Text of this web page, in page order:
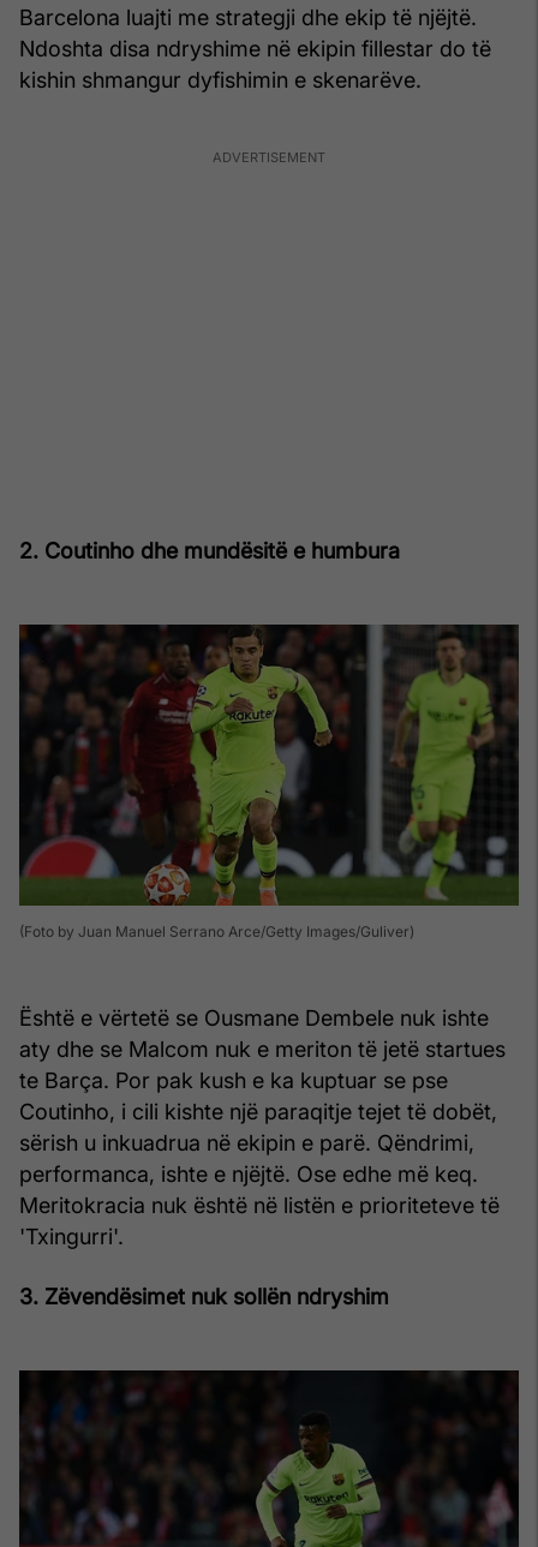
Barcelona luajti me strategji dhe ekip të njëjtë.
Ndoshta disa ndryshime në ekipin fillestar do të
kishin shmangur dyfishimin e skenarëve.
2. Coutinho dhe mundësitë e humbura
(Foto by Juan Manuel Serrano Arce/Getty Images/Guliver)
Është e vërtetë se Ousmane Dembele nuk ishte
aty dhe se Malcom nuk e meriton të jetë startues
te Barça. Por pak kush e ka kuptuar se pse
Coutinho, i cili kishte një paraqitje tejet të dobët,
sërish u inkuadrua në ekipin e parë. Qëndrimi,
performanca, ishte e njëjtë. Ose edhe më keq.
Meritokracia nuk është në listën e prioriteteve të
'Txingurri'.
3. Zëvendësimet nuk sollën ndryshim